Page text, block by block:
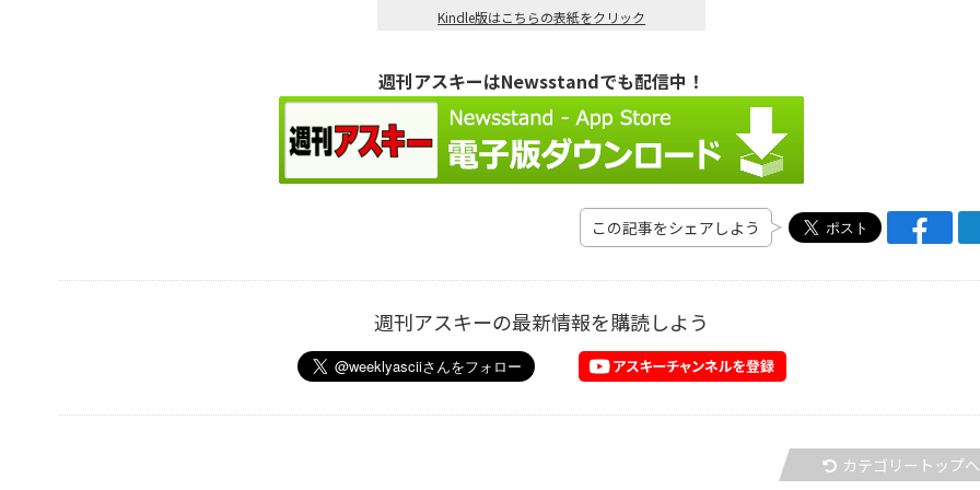
Kindle版はこちらの表紙をクリック
週刊アスキーはNewsstandでも配信中！
この記事をシェアしよう
週刊アスキーの最新情報を購読しよう
カテゴリートップへ